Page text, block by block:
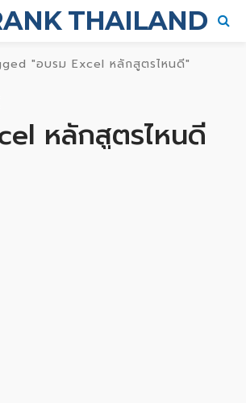
THAILAND
"อบรม Excel หลักสูตรไหนดี"
หลักสูตรไหนดี